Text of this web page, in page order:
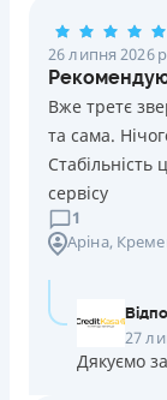
Погашення
Оплата на
Онлайн (через
Через
Через
Ліцензія НБУ
Ліцензія
Вся інформація
26 липня 2026
Вже третє
та сама.
Стабільність
сервісу
1
Аріна,
27
Дякуємо